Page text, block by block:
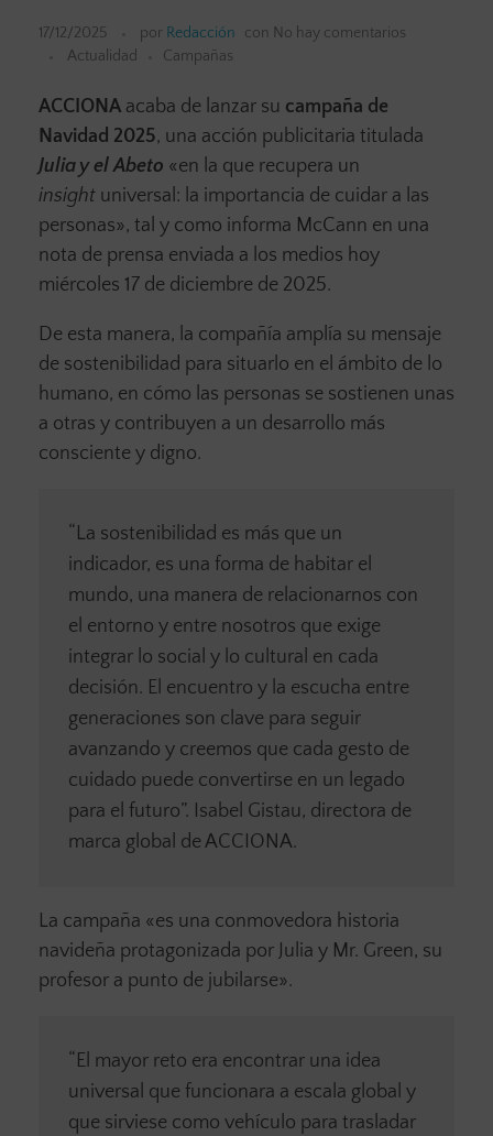
17/12/2025 por Redacción con No hay comentarios
Actualidad
Campañas
ACCIONA acaba de lanzar su campaña de
Navidad 2025, una acción publicitaria titulada
Julia y el Abeto «en la que recupera un
insight universal: la importancia de cuidar a las
personas», tal y como informa McCann en una
nota de prensa enviada a los medios hoy
miércoles 17 de diciembre de 2025.
De esta manera, la compañía amplía su mensaje
de sostenibilidad para situarlo en el ámbito de lo
humano, en cómo las personas se sostienen unas
a otras y contribuyen a un desarrollo más
consciente y digno.
“La sostenibilidad es más que un
indicador, es una forma de habitar el
mundo, una manera de relacionarnos con
el entorno y entre nosotros que exige
integrar lo social y lo cultural en cada
decisión. El encuentro y la escucha entre
generaciones son clave para seguir
avanzando y creemos que cada gesto de
cuidado puede convertirse en un legado
para el futuro”. Isabel Gistau, directora de
marca global de ACCIONA.
La campaña «es una conmovedora historia
navideña protagonizada por Julia y Mr. Green, su
profesor a punto de jubilarse».
“El mayor reto era encontrar una idea
universal que funcionara a escala global y
que sirviese como vehículo para trasladar